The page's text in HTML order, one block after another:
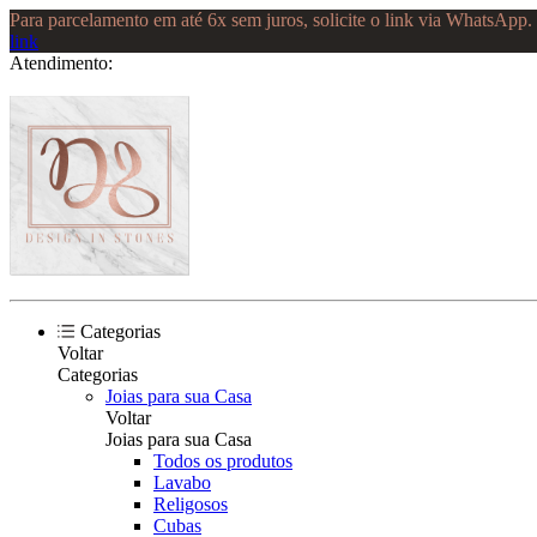
Para parcelamento em até 6x sem juros, solicite o link via
link
Atendimento:
Categorias
Voltar
Categorias
Joias para sua Casa
Voltar
Joias para sua Casa
Todos os produtos
Lavabo
Religosos
Cubas